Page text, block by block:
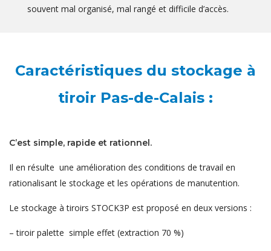
souvent mal organisé, mal rangé et difficile d’accès.
Caractéristiques du stockage à
tiroir Pas-de-Calais :
C’est simple, rapide et rationnel.
Il en résulte une amélioration des conditions de travail en
rationalisant le stockage et les opérations de manutention.
Le stockage à tiroirs STOCK3P est proposé en deux versions :
– tiroir palette simple effet (extraction 70 %)